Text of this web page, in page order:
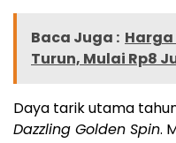
Baca Juga : Harga
Turun, Mulai Rp8
Daya tarik utama
Dazzling Golden Spin.